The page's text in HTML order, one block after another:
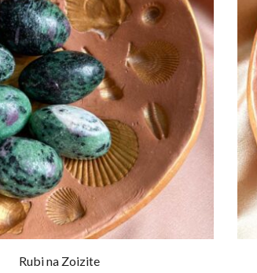
Rubi na Zoizite